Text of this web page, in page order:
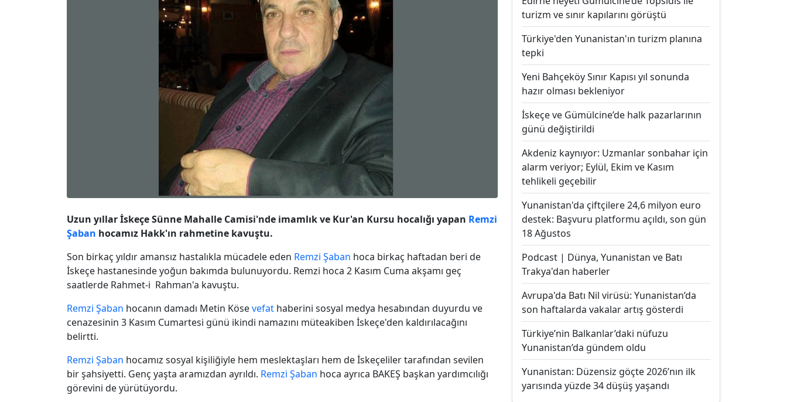
Uzun yıllar İskeçe Sünne Mahalle Camisi'nde imamlık ve Kur'an Kursu hocalığı yapan Remzi
Şaban hocamız Hakk'ın rahmetine kavuştu.
Son birkaç yıldır amansız hastalıkla mücadele eden Remzi Şaban hoca birkaç haftadan beri de
İskeçe hastanesinde yoğun bakımda bulunuyordu. Remzi hoca 2 Kasım Cuma akşamı geç
saatlerde Rahmet-i Rahman'a kavuştu.
Remzi Şaban hocanın damadı Metin Kösevefat haberini sosyal medya hesabından duyurdu ve
cenazesinin 3 Kasım Cumartesi günü ikindi namazını müteakiben İskeçe'den kaldırılacağını
belirtti.
Remzi Şaban hocamız sosyal kişiliğiyle hem meslektaşları hem de İskeçeliler tarafından sevilen
bir şahsiyetti. Genç yaşta aramızdan ayrıldı. Remzi Şaban hoca ayrıca BAKEŞ başkan yardımcılığı
görevini de yürütüyordu.
turizm ve sınır kapılarını görüştü
Türkiye'den Yunanistan'ın turizm planına
tepki
Yeni Bahçeköy Sınır Kapısı yıl sonunda
hazır olması bekleniyor
İskeçe ve Gümülcine’de halk pazarlarının
günü değiştirildi
Akdeniz kaynıyor: Uzmanlar sonbahar için
alarm veriyor; Eylül, Ekim ve Kasım
tehlikeli geçebilir
Yunanistan'da çiftçilere 24,6 milyon euro
destek: Başvuru platformu açıldı, son gün
18 Ağustos
Podcast | Dünya, Yunanistan ve Batı
Trakya'dan haberler
Avrupa'da Batı Nil virüsü: Yunanistan’da
son haftalarda vakalar artış gösterdi
Türkiye’nin Balkanlar’daki nüfuzu
Yunanistan’da gündem oldu
Yunanistan: Düzensiz göçte 2026’nın ilk
yarısında yüzde 34 düşüş yaşandı